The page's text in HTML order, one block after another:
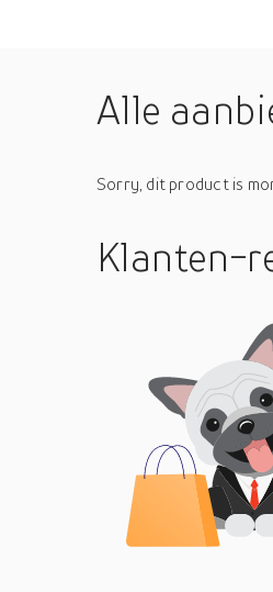
Alle
Sorry, dit product is
Klanten-